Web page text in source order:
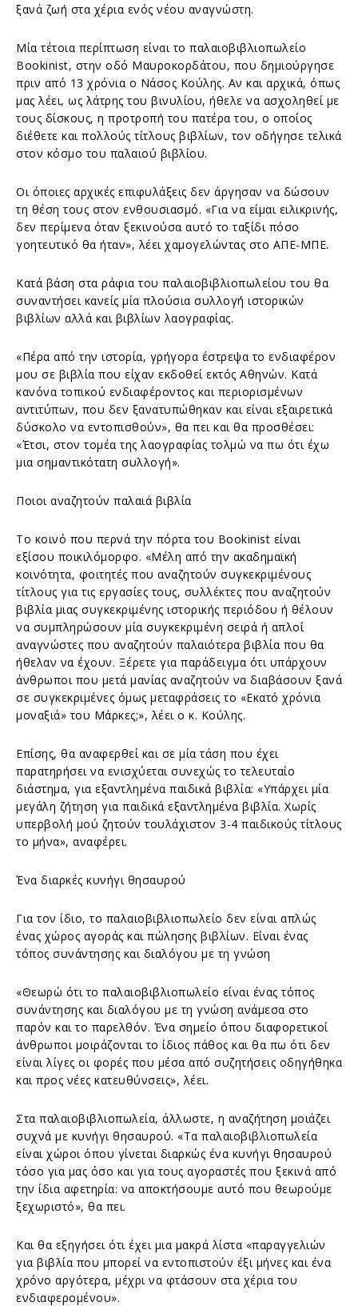
ξανά ζωή στα χέρια ενός νέου αναγνώστη.
Μία τέτοια περίπτωση είναι το παλαιοβιβλιοπωλείο
Bookinist, στην οδό Μαυροκορδάτου, που δημιούργησε
πριν από 13 χρόνια ο Νάσος Κούλης. Αν και αρχικά, όπως
μας λέει, ως λάτρης του βινυλίου, ήθελε να ασχοληθεί με
τους δίσκους, η προτροπή του πατέρα του, ο οποίος
διέθετε και πολλούς τίτλους βιβλίων, τον οδήγησε τελικά
στον κόσμο του παλαιού βιβλίου.
Οι όποιες αρχικές επιφυλάξεις δεν άργησαν να δώσουν
τη θέση τους στον ενθουσιασμό. «Για να είμαι ειλικρινής,
δεν περίμενα όταν ξεκινούσα αυτό το ταξίδι πόσο
γοητευτικό θα ήταν», λέει χαμογελώντας στο ΑΠΕ-ΜΠΕ.
Κατά βάση στα ράφια του παλαιοβιβλιοπωλείου του θα
συναντήσει κανείς μία πλούσια συλλογή ιστορικών
βιβλίων αλλά και βιβλίων λαογραφίας.
«Πέρα από την ιστορία, γρήγορα έστρεψα το ενδιαφέρον
μου σε βιβλία που είχαν εκδοθεί εκτός Αθηνών. Κατά
κανόνα τοπικού ενδιαφέροντος και περιορισμένων
αντιτύπων, που δεν ξανατυπώθηκαν και είναι εξαιρετικά
δύσκολο να εντοπισθούν», θα πει και θα προσθέσει:
«Έτσι, στον τομέα της λαογραφίας τολμώ να πω ότι έχω
μια σημαντικότατη συλλογή».
Ποιοι αναζητούν παλαιά βιβλία
Το κοινό που περνά την πόρτα του Bookinist είναι
εξίσου ποικιλόμορφο. «Mέλη από την ακαδημαϊκή
κοινότητα, φοιτητές που αναζητούν συγκεκριμένους
τίτλους για τις εργασίες τους, συλλέκτες που αναζητούν
βιβλία μιας συγκεκριμένης ιστορικής περιόδου ή θέλουν
να συμπληρώσουν μία συγκεκριμένη σειρά ή απλοί
αναγνώστες που αναζητούν παλαιότερα βιβλία που θα
ήθελαν να έχουν. Ξέρετε για παράδειγμα ότι υπάρχουν
άνθρωποι που μετά μανίας αναζητούν να διαβάσουν ξανά
σε συγκεκριμένες όμως μεταφράσεις το «Εκατό χρόνια
μοναξιά» του Μάρκες;», λέει ο κ. Κούλης.
Επίσης, θα αναφερθεί και σε μία τάση που έχει
παρατηρήσει να ενισχύεται συνεχώς το τελευταίο
διάστημα, για εξαντλημένα παιδικά βιβλία: «Υπάρχει μία
μεγάλη ζήτηση για παιδικά εξαντλημένα βιβλία. Χωρίς
υπερβολή μού ζητούν τουλάχιστον 3-4 παιδικούς τίτλους
το μήνα», αναφέρει.
Ένα διαρκές κυνήγι θησαυρού
Για τον ίδιο, το παλαιοβιβλιοπωλείο δεν είναι απλώς
ένας χώρος αγοράς και πώλησης βιβλίων. Είναι ένας
τόπος συνάντησης και διαλόγου με τη γνώση
«Θεωρώ ότι το παλαιοβιβλιοπωλείο είναι ένας τόπος
συνάντησης και διαλόγου με τη γνώση ανάμεσα στο
παρόν και το παρελθόν. Ένα σημείο όπου διαφορετικοί
άνθρωποι μοιράζονται το ίδιος πάθος και θα πω ότι δεν
είναι λίγες οι φορές που μέσα από συζητήσεις οδηγήθηκα
και προς νέες κατευθύνσεις», λέει.
Στα παλαιοβιβλιοπωλεία, άλλωστε, η αναζήτηση μοιάζει
συχνά με κυνήγι θησαυρού. «Τα παλαιοβιβλιοπωλεία
είναι χώροι όπου γίνεται διαρκώς ένα κυνήγι θησαυρού
τόσο για μας όσο και για τους αγοραστές που ξεκινά από
την ίδια αφετηρία: να αποκτήσουμε αυτό που θεωρούμε
ξεχωριστό», θα πει.
Και θα εξηγήσει ότι έχει μια μακρά λίστα «παραγγελιών
για βιβλία που μπορεί να εντοπιστούν έξι μήνες και ένα
χρόνο αργότερα, μέχρι να φτάσουν στα χέρια του
ενδιαφερομένου».